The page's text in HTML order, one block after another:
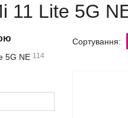
11 Lite 5G
Сортування:
5G NE 114